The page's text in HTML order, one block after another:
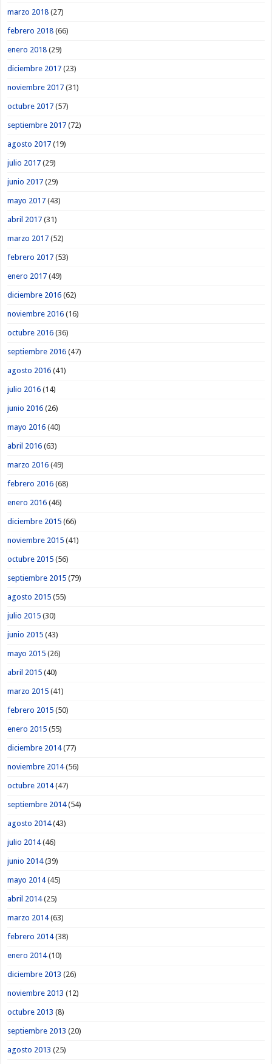
marzo 2018 (27)
febrero 2018 (66)
enero 2018 (29)
diciembre 2017 (23)
noviembre 2017 (31)
octubre 2017 (57)
septiembre 2017 (72)
agosto 2017 (19)
julio 2017 (29)
junio 2017 (29)
mayo 2017 (43)
abril 2017 (31)
marzo 2017 (52)
febrero 2017 (53)
enero 2017 (49)
diciembre 2016 (62)
noviembre 2016 (16)
octubre 2016 (36)
septiembre 2016 (47)
agosto 2016 (41)
julio 2016 (14)
junio 2016 (26)
mayo 2016 (40)
abril 2016 (63)
marzo 2016 (49)
febrero 2016 (68)
enero 2016 (46)
diciembre 2015 (66)
noviembre 2015 (41)
octubre 2015 (56)
septiembre 2015 (79)
agosto 2015 (55)
julio 2015 (30)
junio 2015 (43)
mayo 2015 (26)
abril 2015 (40)
marzo 2015 (41)
febrero 2015 (50)
enero 2015 (55)
diciembre 2014(77)
noviembre 2014(56)
octubre 2014(47)
septiembre 2014(54)
agosto 2014(43)
julio 2014(46)
junio 2014(39)
mayo 2014(45)
abril 2014(25)
marzo 2014(63)
febrero 2014(38)
enero 2014(10)
diciembre 2013 (26)
noviembre 2013 (12)
octubre 2013 (8)
septiembre 2013 (20)
agosto 2013 (25)